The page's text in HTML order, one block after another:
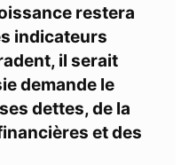
restera
indicateurs
il serait
demande le
dettes, de la
et des